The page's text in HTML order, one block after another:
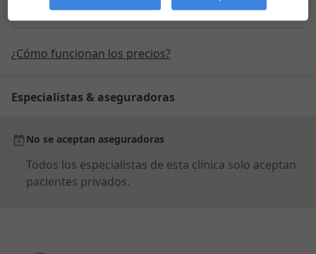
¿Cómo funcionan los precios?
Especialistas & aseguradoras
No se aceptan aseguradoras
Todos los especialistas de esta clínica solo aceptan
pacientes privados.